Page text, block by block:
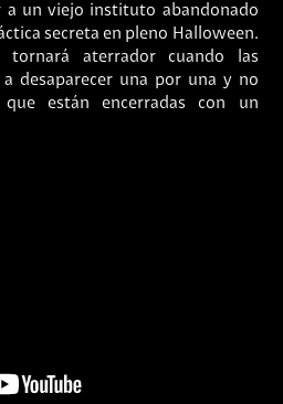
a un viejo instituto abandonado
secreta en pleno Halloween.
aterrador cuando las
desaparecer una por una y no
están encerradas con un